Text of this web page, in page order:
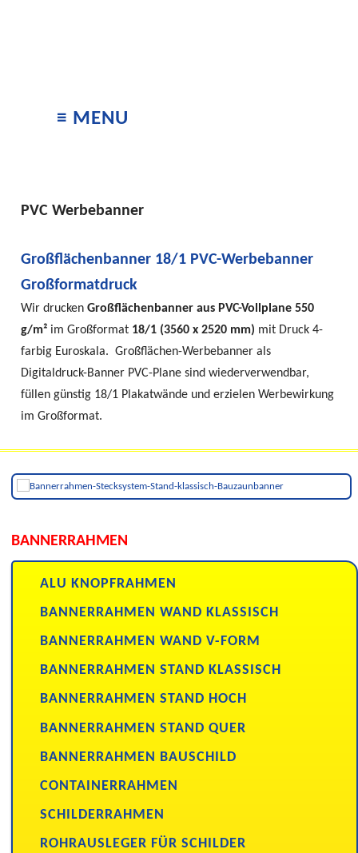
≡ MENU
PVC Werbebanner
Großflächenbanner 18/1 PVC-Werbebanner
Großformatdruck
Wir drucken Großflächenbanner aus PVC-Vollplane 550
g/m² im Großformat 18/1 (3560 x 2520 mm) mit Druck 4-
farbig Euroskala. Großflächen-Werbebanner als
Digitaldruck-Banner PVC-Plane sind wiederverwendbar,
füllen günstig 18/1 Plakatwände und erzielen Werbewirkung
im Großformat.
BANNERRAHMEN
ALU KNOPFRAHMEN
BANNERRAHMEN WAND KLASSISCH
BANNERRAHMEN WAND V-FORM
BANNERRAHMEN STAND KLASSISCH
BANNERRAHMEN STAND HOCH
BANNERRAHMEN STAND QUER
BANNERRAHMEN BAUSCHILD
CONTAINERRAHMEN
SCHILDERRAHMEN
ROHRAUSLEGER FÜR SCHILDER